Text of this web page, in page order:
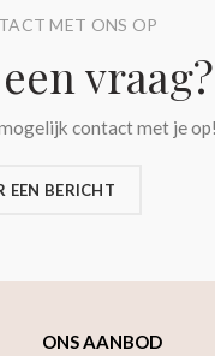
MET ONS OP
vraag?
contact met je op!
EEN BERICHT
ONS AANBOD